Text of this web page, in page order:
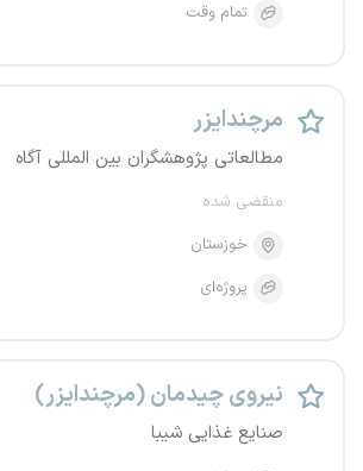
تمام وقت
مرچندایزر
مطالعاتی پژوهشگران بین المللی آگاه
منقضی شده
خوزستان
پروژه‌ای
نیروی چیدمان (مرچندایزر)
صنایع غذایی شیبا